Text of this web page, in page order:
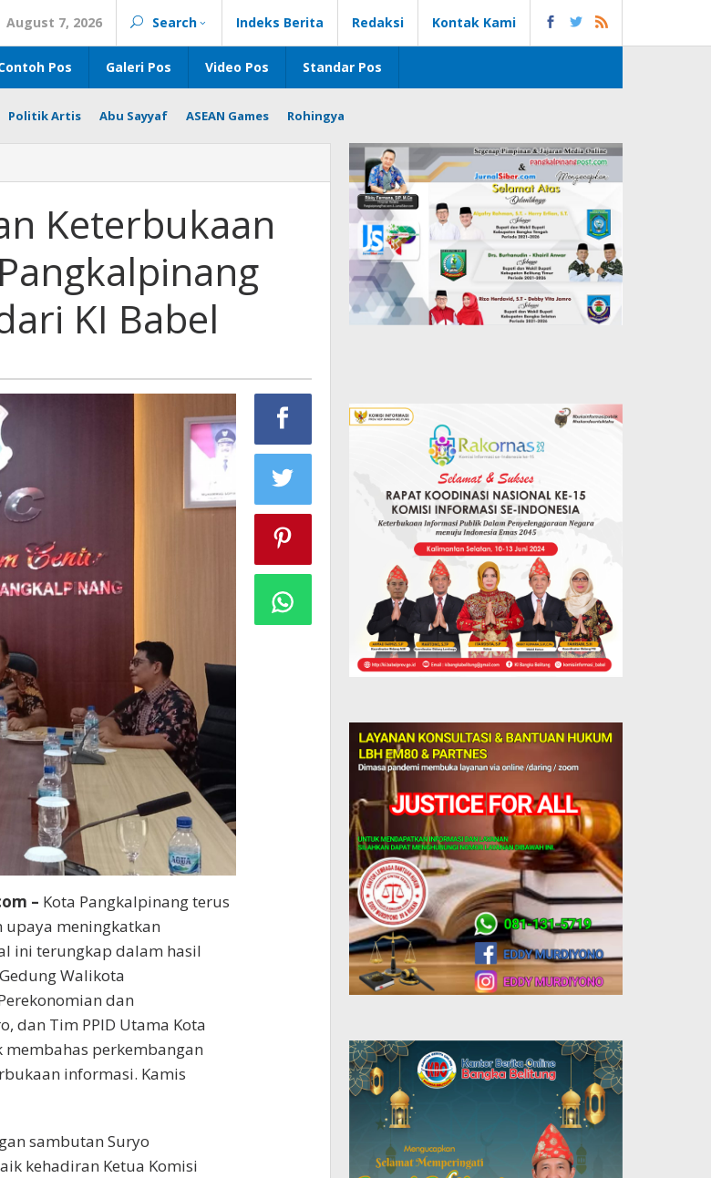
August 7, 2026 Search Indeks Berita Redaksi Kontak Kami
Pos Galeri Pos Video Pos Standar Pos
Politik Artis Abu Sayyaf ASEAN Games Rohingya
Keterbukaan
KI Babel
– Kota Pangkalpinang terus
meningkatkan
ini terungkap dalam hasil
Walikota
dan
dan Tim PPID Utama Kota
perkembangan
informasi. Kamis
sambutan Suryo
kehadiran Ketua Komisi